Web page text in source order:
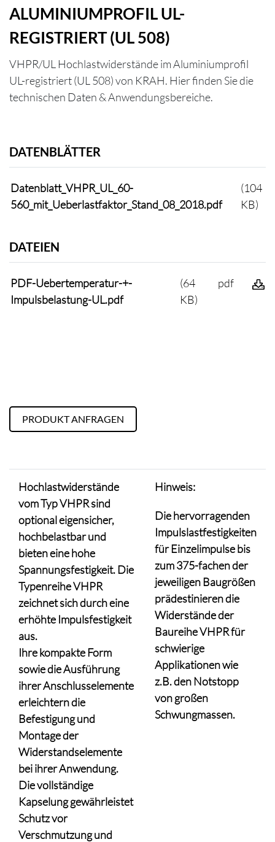
ALUMINIUMPROFIL UL-
REGISTRIERT (UL 508)
VHPR/UL Hochlastwiderstände im Aluminiumprofil
UL-registriert (UL 508) von KRAH. Hier finden Sie die
technischen Daten & Anwendungsbereiche.
DATENBLÄTTER
Datenblatt_VHPR_UL_60-
560_mit_Ueberlastfaktor_Stand_08_2018.pdf
(104
KB)
DATEIEN
PDF-Uebertemperatur-+-
Impulsbelastung-UL.pdf
(64
KB)
pdf
PRODUKT ANFRAGEN
Hochlastwiderstände
vom Typ VHPR sind
optional eigensicher,
hochbelastbar und
bieten eine hohe
Spannungsfestigkeit. Die
Typenreihe VHPR
zeichnet sich durch eine
erhöhte Impulsfestigkeit
aus.
Ihre kompakte Form
sowie die Ausführung
ihrer Anschlusselemente
erleichtern die
Befestigung und
Montage der
Widerstandselemente
bei ihrer Anwendung.
Die vollständige
Kapselung gewährleistet
Schutz vor
Verschmutzung und
Hinweis:
Die hervorragenden
Impulslastfestigkeiten
für Einzelimpulse bis
zum 375-fachen der
jeweiligen Baugrößen
prädestinieren die
Widerstände der
Baureihe VHPR für
schwierige
Applikationen wie
z.B. den Notstopp
von großen
Schwungmassen.